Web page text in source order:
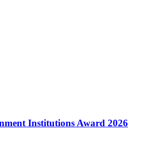
Institutions Award 2026